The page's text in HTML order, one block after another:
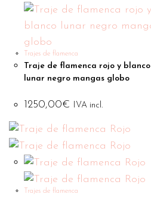
Trajes de flamenca
Traje de flamenca rojo y blanco
lunar negro mangas globo
1250,00€ IVA incl.
Trajes de flamenca